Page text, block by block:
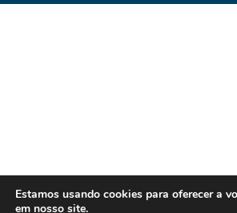
Estamos usando cookies para oferecer a
em nosso site.